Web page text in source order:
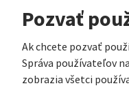
Pozvať
Ak chcete pozvať
Správa používateľov
zobrazia všetci